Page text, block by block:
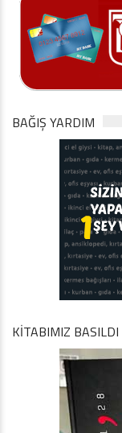
BAĞIŞ YARDIM
KİTABIMIZ BASILDI